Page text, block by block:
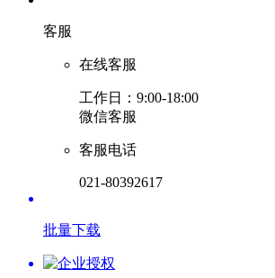
客服
在线客服
工作日：9:00-18:00
微信客服
客服电话
021-80392617
批量下载